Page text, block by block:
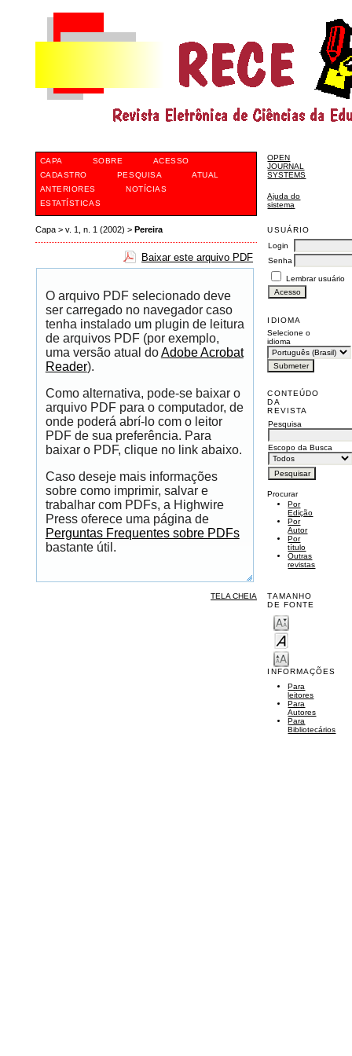
OPEN
JOURNAL
SYSTEMS
Ajuda do
sistema
USUÁRIO
Login
Senha
Lembrar usuário
IDIOMA
Selecione o
idioma
CONTEÚDO
DA
REVISTA
Pesquisa
Escopo da Busca
Procurar
Por
Edição
Por
Autor
Por
título
Outras
revistas
TAMANHO
DE FONTE
INFORMAÇÕES
Para
leitores
Para
Autores
Para
Bibliotecários
CAPA SOBRE
ACESSO
CADASTRO
PESQUISA
ATUAL
ANTERIORES
NOTÍCIAS
ESTATÍSTICAS
Capa> v. 1, n. 1 (2002) > Pereira
Baixar este arquivo PDF
O arquivo PDF selecionado deve
ser carregado no navegador caso
tenha instalado um plugin de leitura
de arquivos PDF (por exemplo,
uma versão atual doAdobe Acrobat
Reader).
Como alternativa, pode-se baixar o
arquivo PDF para o computador, de
onde poderá abrí-lo com o leitor
PDF de sua preferência. Para
baixar o PDF, clique no link abaixo.
Caso deseje mais informações
sobre como imprimir, salvar e
trabalhar com PDFs, a Highwire
Press oferece uma página de
Perguntas Frequentes sobre PDFs
bastante útil.
TELA CHEIA